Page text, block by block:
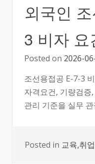
외국인
3 비자
Posted on 2026-
조선용접공 E-7-3
자격요건, 기량검증
관리 기준을 실무
Posted in 교육,취